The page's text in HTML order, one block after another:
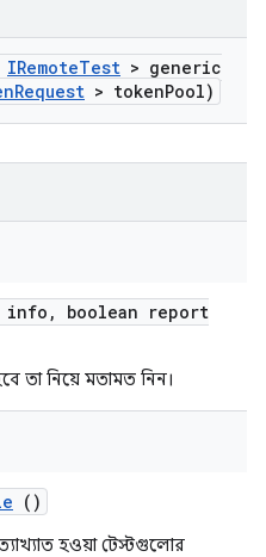
IRemoteTest > generic
Request > tokenPool)
info ,
boolean report
তা নিয়ে মতামত নিন।
()
হওয়া টেস্টগুলোর